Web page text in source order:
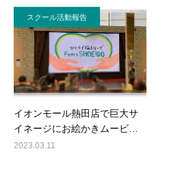
スクール活動報告
イオンモール熱田店で巨大サ
イネージにお絵かきムービ…
2023.03.11